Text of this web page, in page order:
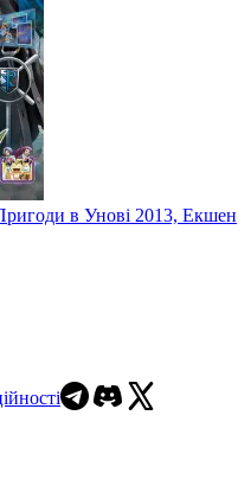
в Унові 2013, Екшен